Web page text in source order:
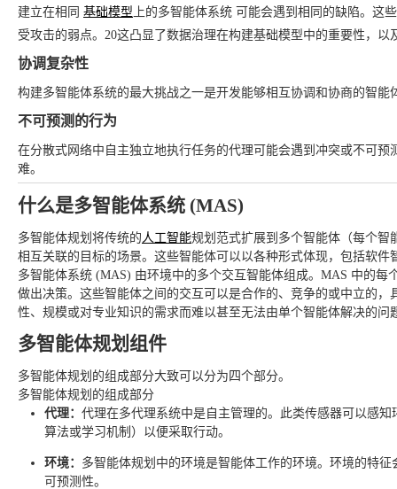
建立在相同 基础模型 上的多智能体系统 可能会遇到相同的缺陷。这
受攻击的弱点。20这凸显了数据治理在构建基础模型中的重要性，以
协调复杂性
构建多智能体系统的最大挑战之一是开发能够相互协调和协商的智
不可预测的行为
在分散式网络中自主独立地执行任务的代理可能会遇到冲突或不可
难。
什么是多智能体系统 (MAS)
多智能体规划将传统的 人工智能规划范式扩展到多个智能体（每个智
相互关联的目标的场景。这些智能体可以以各种形式体现，包括软件
多智能体系统 (MAS) 由环境中的多个交互智能体组成。MAS 中的
做出决策。这些智能体之间的交互可以是合作的、竞争的或中立的
性、规模或对专业知识的需求而难以甚至无法由单个智能体解决的问
多智能体规划组件
多智能体规划的组成部分大致可以分为四个部分。
多智能体规划的组成部分
代理： 代理在多代理系统中是自主管理的。此类传感器可以感
算法或学习机制）以便采取行动。
环境： 多智能体规划中的环境是智能体工作的环境。环境的特
可预测性。